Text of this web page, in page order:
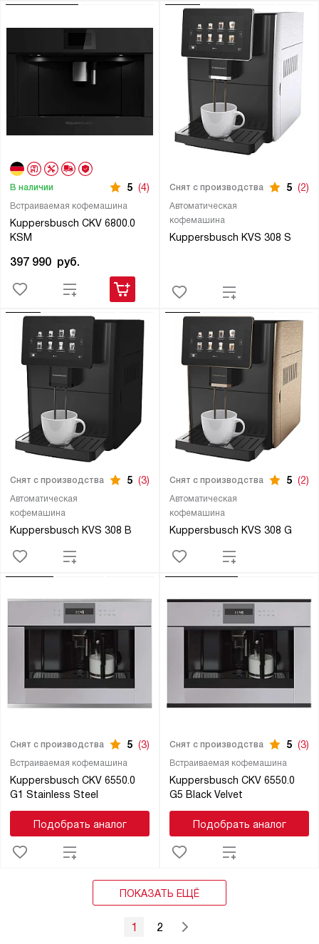
Встраиваемая кофемашина
Kuppersbusch CKV 6800.0
KSM
В наличии 5 (4)
397 990 руб.
Автоматическая
кофемашина
Kuppersbusch KVS 308 S
Снят с производства 5 (2)
Автоматическая
кофемашина
Kuppersbusch KVS 308 B
Снят с производства 5 (3)
Автоматическая
кофемашина
Kuppersbusch KVS 308 G
Снят с производства 5 (2)
Встраиваемая кофемашина
Kuppersbusch CKV 6550.0
G1 Stainless Steel
Снят с производства 5 (3)
Подобрать аналог
Встраиваемая кофемашина
Kuppersbusch CKV 6550.0
G5 Black Velvet
Снят с производства 5 (3)
Подобрать аналог
ПОКАЗАТЬ ЕЩЁ
1 2